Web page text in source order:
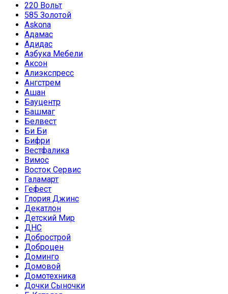
220 Вольт
585 Золотой
Askona
Адамас
Адидас
Азбука Мебели
Аксон
Алиэкспресс
Ангстрем
Ашан
Бауцентр
Башмаг
Белвест
Би Би
Бифри
Вестфалика
Вимос
Восток Сервис
Галамарт
Гефест
Глория Джинс
Декатлон
Детский Мир
ДНС
Добрострой
Доброцен
Доминго
Домовой
Домотехника
Дочки Сыночки